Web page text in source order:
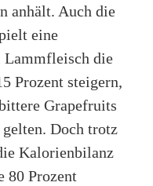
anhält. Auch die
eine
Lammfleisch die
Prozent steigern,
Grapefruits
Doch trotz
Kalorienbilanz
80 Prozent